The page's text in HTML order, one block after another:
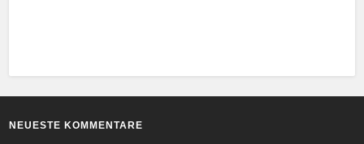
NEUESTE KOMMENTARE